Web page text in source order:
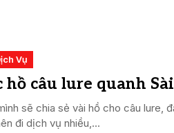
Vụ
hồ câu lure quanh
sẽ chia sẻ vài hồ cho câu lure,
đi dịch vụ nhiều,...